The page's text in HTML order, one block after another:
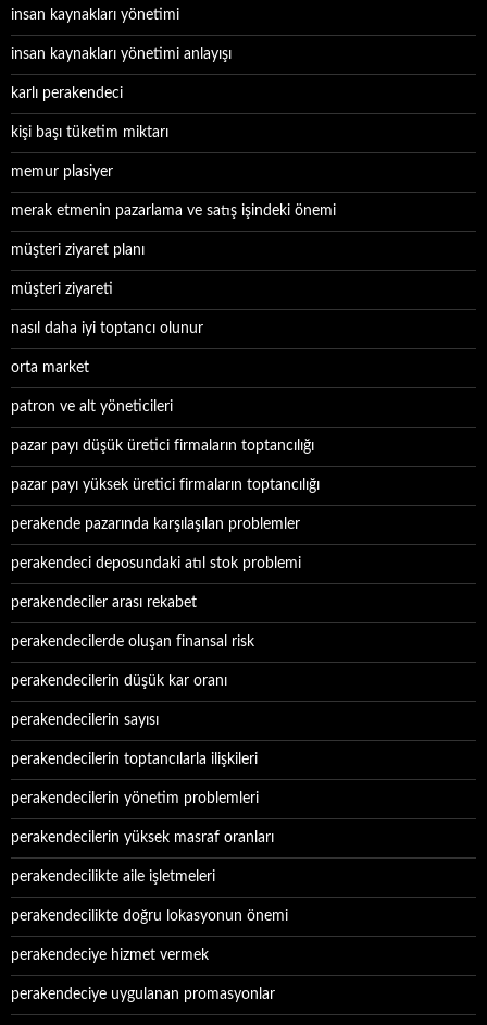
insan kaynakları yönetimi
insan kaynakları yönetimi anlayışı
karlı perakendeci
kişi başı tüketim miktarı
memur plasiyer
merak etmenin pazarlama ve satış işindeki önemi
müşteri ziyaret planı
müşteri ziyareti
nasıl daha iyi toptancı olunur
orta market
patron ve alt yöneticileri
pazar payı düşük üretici firmaların toptancılığı
pazar payı yüksek üretici firmaların toptancılığı
perakende pazarında karşılaşılan problemler
perakendeci deposundaki atıl stok problemi
perakendeciler arası rekabet
perakendecilerde oluşan finansal risk
perakendecilerin düşük kar oranı
perakendecilerin sayısı
perakendecilerin toptancılarla ilişkileri
perakendecilerin yönetim problemleri
perakendecilerin yüksek masraf oranları
perakendecilikte aile işletmeleri
perakendecilikte doğru lokasyonun önemi
perakendeciye hizmet vermek
perakendeciye uygulanan promasyonlar